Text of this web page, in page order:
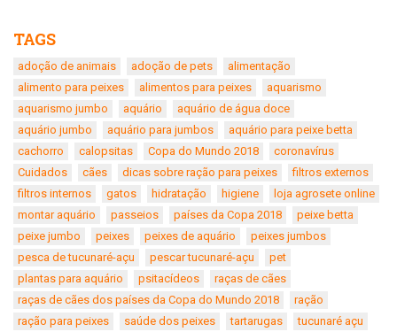
TAGS
adoção de animais adoção de pets
alimentação
alimento para peixes
alimentos para peixes
aquarismo
aquarismo jumbo
aquário
aquário de água doce
aquário jumbo
aquário para jumbos
aquário para peixe betta
cachorro
calopsitas Copa do Mundo 2018
coronavírus
Cuidados
cães dicas sobre ração para peixes
filtros externos
filtros internos
gatos hidratação higiene
loja agrosete online
montar aquário
passeios países da Copa 2018
peixe betta
peixe jumbo
peixes peixes de aquário
peixes jumbos
pesca de tucunaré-açu
pescar tucunaré-açu
pet
plantas para aquário
psitacídeos
raças de cães
raças de cães dos países da Copa do Mundo 2018
ração
ração para peixes
saúde dos peixes tartarugas tucunaré açu